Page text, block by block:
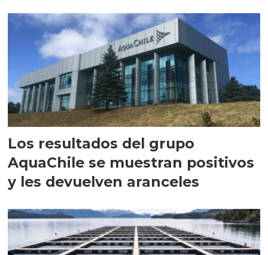
Los resultados del grupo
AquaChile se muestran positivos
y les devuelven aranceles